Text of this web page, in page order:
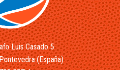
Luis Casado 5
(España)